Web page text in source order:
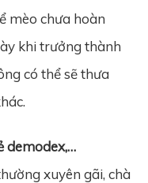
mèo chưa hoàn
khi trưởng thành
có thể sẽ thưa
demodex,…
xuyên gãi, chà